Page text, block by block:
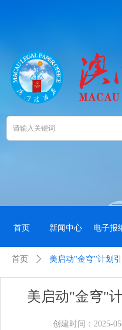
首页 新闻中心 电子报
美启动"金穹"
创建时间： 2025-
首页 ꄲ 美启动"金穹"计划